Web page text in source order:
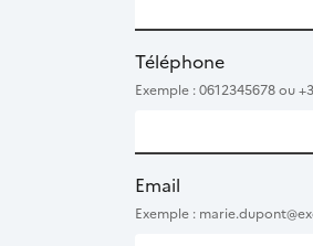
Téléphone
Exemple : 0612345678 ou
Email
Exemple :